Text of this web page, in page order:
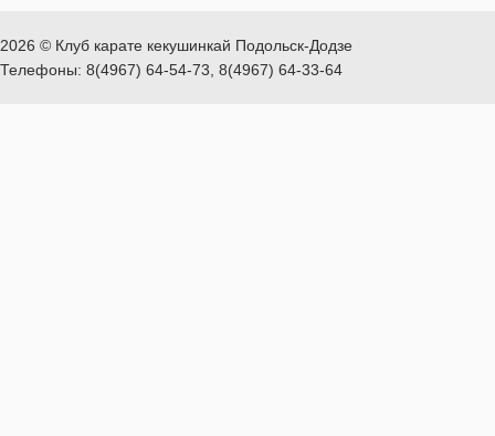
2026 © Клуб карате кекушинкай Подольск-Додзе
Телефоны: 8(4967) 64-54-73, 8(4967) 64-33-64